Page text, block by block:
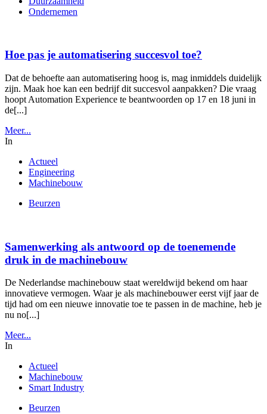
Ondernemen
Hoe pas je automatisering succesvol toe?
Dat de behoefte aan automatisering hoog is, mag inmiddels duidelijk
zijn. Maak hoe kan een bedrijf dit succesvol aanpakken? Die vraag
hoopt Automation Experience te beantwoorden op 17 en 18 juni in
de[...]
Meer...
In
Actueel
Engineering
Machinebouw
Beurzen
Samenwerking als antwoord op de toenemende
druk in de machinebouw
De Nederlandse machinebouw staat wereldwijd bekend om haar
innovatieve vermogen. Waar je als machinebouwer eerst vijf jaar de
tijd had om een nieuwe innovatie toe te passen in de machine, heb je
nu no[...]
Meer...
In
Actueel
Machinebouw
Smart Industry
Beurzen